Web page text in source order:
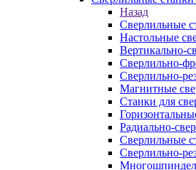
Назад
Сверлильные
Настольные
Вертикально-
Сверлильно-
Сверлильно-
Магнитные
Станки для
Радиально-
Сверлильные
Сверлильно-